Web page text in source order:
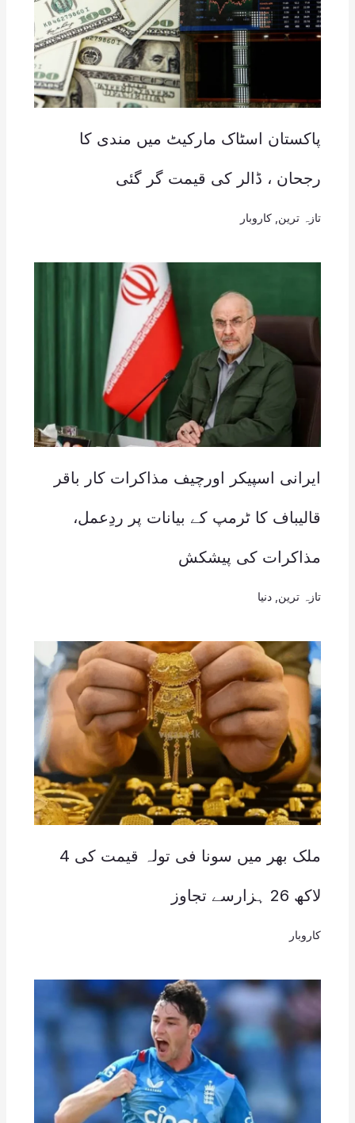
پاکستان اسٹاک مارکیٹ میں مندی کا
رجحان ، ڈالر کی قیمت گر گئی
تازہ ترین, کاروبار
ایرانی اسپیکر اورچیف مذاکرات کار باقر
قالیباف کا ٹرمپ کے بیانات پر ردِعمل،
مذاکرات کی پیشکش
تازہ ترین دنیا
ملک بھر میں سونا فی تولہ قیمت کی 4
لاکھ 26 ہزارسے تجاوز
کاروبار